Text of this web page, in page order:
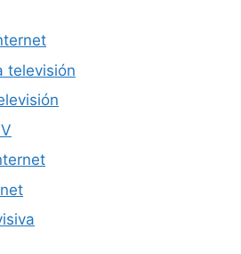
televisión